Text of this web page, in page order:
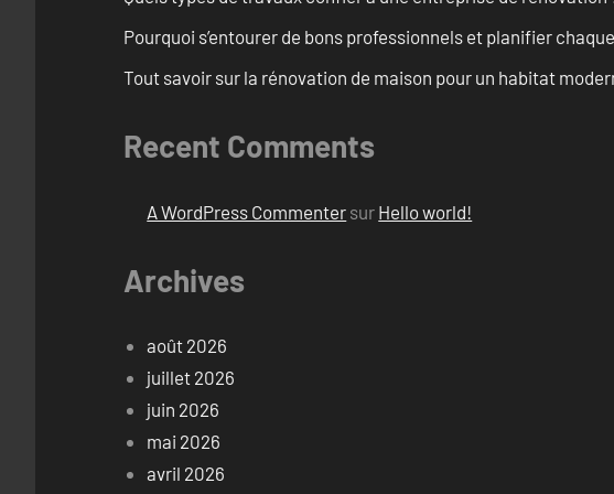
Pourquoi s’entourer de bons professionnels et planifier
Tout savoir sur la rénovation de maison pour un habitat
Recent Comments
A WordPress Commenter sur Hello world!
Archives
août 2026
juillet 2026
juin 2026
mai 2026
avril 2026